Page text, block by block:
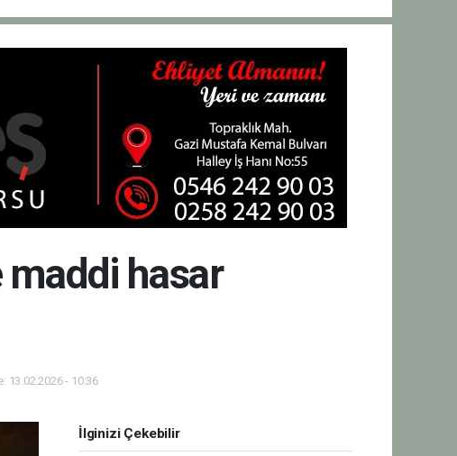
hasar
13.02.2026 - 10:36
İlginizi Çekebilir